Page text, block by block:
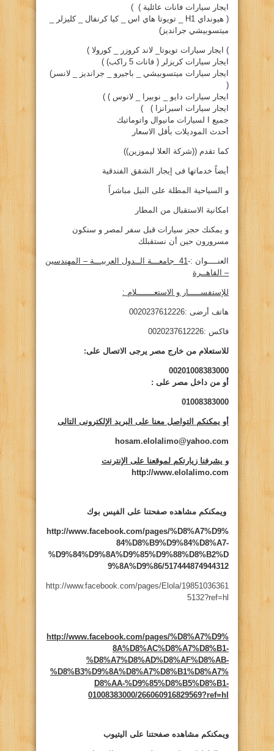
ايجار سيارات فانات عائلية ) )
( هيونداي H1 _ تويوتا هاي اس _ كيا كرنفال _ كليزلر _
ميتسوبيشي جرانديز)
) ايجار سيارات تويوتا_ لاند كروزر _ كورولا )
ايجار سيارات كريزلر ( فانات 5 راكب) )
ايجار سيارات ميتسوبيشي _ باجيرو _ جرانديز _ لانسر)
(
ايجار سيارات دايو _ نوبيرا _ لانوس ) )
ايجار سيارات اسبرانزا ) )
جميع ا لسيارات مانيوال واتوماتيك
أحدث الموديلات بأقل الاسعار
كما تقدم ((شركة العلا ليموزين))
أيضاً خدماتها فى إيجار الشقق الفندقية
و السياحية المطلة على النيل مباشراً
امكانية الاستقبال من المطار
و يمكنك حجز سيارات قبل سفر لمصر و سنكون
مسرورون حين أن نستقبلك
العنــــوان :-41 جامعـــة الــدول العربيـــة – المهندسين
– القاهــرة
للإستفســـــار و الاستعـــــــلام :
هاتف أرضى :0020237612226
فاكس :0020237612226
للاستعلام من خارج مصر يرجى الاتصال على:
00201008383000
أو من داخل مصر على :
01008383000
أو يمكنكم التواصل معنا على البريد الإلكترونى التالى
hosam.elolalimo@yahoo.com
و يشرفنا زيارتكم لموقعنا على الإنترنت
http://www.elolalimo.com
ويمكنكم مشاهده صفحتنا على الفيس بوك
http://www.facebook.com/pages/%D8%A7%D9%
84%D8%B9%D9%84%D8%A7-
%D9%84%D9%8A%D9%85%D9%88%D8%B2%D
9%8A%D9%86/517444874944312
http://www.facebook.com/pages/Elola/19851036361
5132?ref=hl
http://www.facebook.com/pages/%D8%A7%D9%
8A%D8%AC%D8%A7%D8%B1-
%D8%A7%D8%AD%D8%AF%D8%AB-
%D8%B3%D9%8A%D8%A7%D8%B1%D8%A7%
D8%AA-%D9%85%D8%B5%D8%B1-
01008383000/266060916829569?ref=hl
ويمكنكم مشاهده صفحتنا على اليتيوب